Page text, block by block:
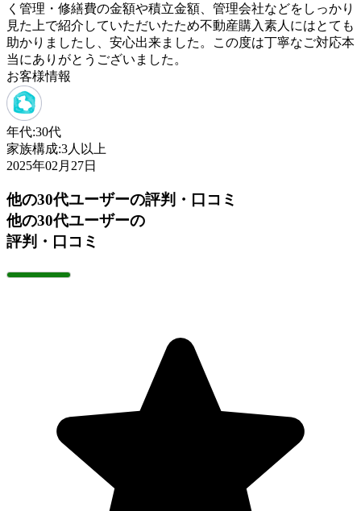
く管理・修繕費の金額や積立金額、管理会社などをしっかり
見た上で紹介していただいたため不動産購入素人にはとても
助かりましたし、安心出来ました。この度は丁寧なご対応本
当にありがとうございました。
お客様情報
年代:30代
家族構成:3人以上
2025年02月27日
他の30代ユーザーの評判・口コミ
他の30代ユーザーの
評判・口コミ